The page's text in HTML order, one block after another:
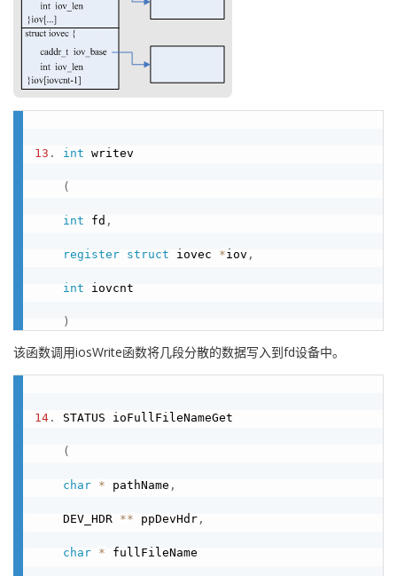
13 . int writev
(
int fd ,
register struct iovec *iov ,
int iovcnt
)
该函数调用iosWrite函数将几段分散的数据写入到fd设备中。
14 . STATUS ioFullFileNameGet
(
char * pathName ,
    DEV_HDR
** ppDevHdr ,
char * fullFileName